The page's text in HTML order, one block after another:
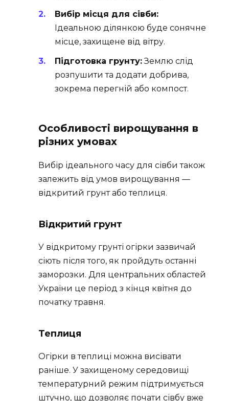
Вибір місця для сівби:
Ідеальною ділянкою буде сонячне
місце, захищене від вітру.
Підготовка грунту:Землю слід
розпушити та додати добрива,
зокрема перегній або компост.
Особливості вирощування в
різних умовах
Вибір ідеального часу для сівби також
залежить від умов вирощування —
відкритий грунт або теплиця.
Відкритий грунт
У відкритому грунті огірки зазвичай
сіють після того, як пройдуть останні
заморозки. Для центральних областей
України це період з кінця квітня до
початку травня.
Теплиця
Огірки в теплиці можна висівати
раніше. У захищеному середовищі
температурний режим підтримується
штучно, що дозволяє почати сівбу вже